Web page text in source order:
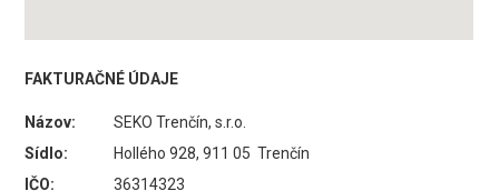
FAKTURAČNÉ ÚDAJE
Názov:
SEKO Trenčín, s.r.o.
Sídlo:
Hollého 928, 911 05 Trenčín
IČO:
36314323